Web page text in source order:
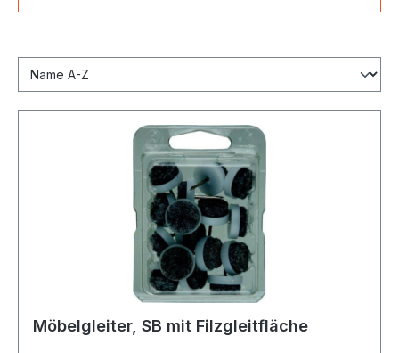
Möbelgleiter, SB mit Filzgleitfläche